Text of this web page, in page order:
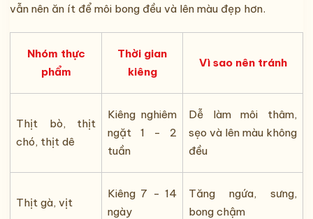
vẫn nên ăn ít để môi bong đều và lên màu đẹp hơn.
Nhóm thực
phẩm
Thời gian
kiêng
Vì sao nên tránh
Thịt bò, thịt
chó, thịt dê
Kiêng nghiêm
ngặt 1 - 2
tuần
Dễ làm môi thâm,
sẹo và lên màu không
đều
Thịt gà, vịt
Kiêng 7 - 14
ngày
Tăng ngứa, sưng,
bong chậm